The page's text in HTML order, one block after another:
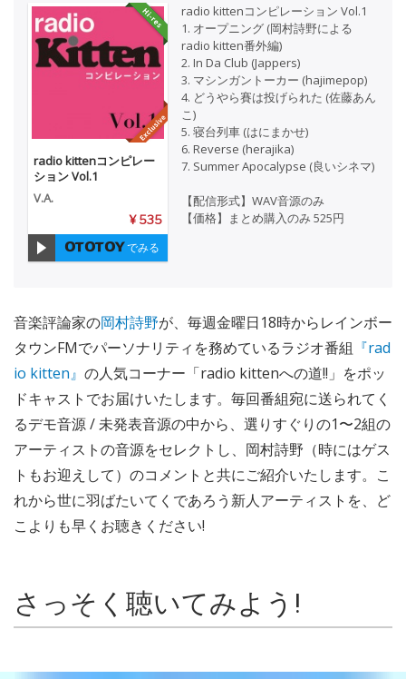
radio kittenコンピレー
ション Vol.1
V.A.
¥ 535
でみる
radio kittenコンピレーション Vol.1
1. オープニング (岡村詩野による
radio kitten番外編)
2. In Da Club (Jappers)
3. マシンガントーカー (hajimepop)
4. どうやら賽は投げられた (佐藤あん
こ)
5. 寝台列車 (はにまかせ)
6. Reverse (herajika)
7. Summer Apocalypse (良いシネマ)
【配信形式】WAV音源のみ
【価格】まとめ購入のみ 525円
音楽評論家の岡村詩野が、毎週金曜日18時からレインボー
タウンFMでパーソナリティを務めているラジオ番組 『rad
io kitten』 の人気コーナー「radio kittenへの道!!」をポッ
ドキャストでお届けいたします。毎回番組宛に送られてく
るデモ音源 / 未発表音源の中から、選りすぐりの1〜2組の
アーティストの音源をセレクトし、岡村詩野（時にはゲス
トもお迎えして）のコメントと共にご紹介いたします。こ
れから世に羽ばたいてくであろう新人アーティストを、ど
こよりも早くお聴きください!
さっそく聴いてみよう!